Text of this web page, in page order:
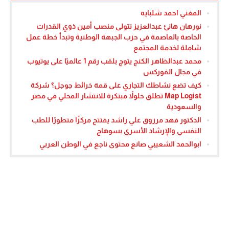
المغني احمد شلبايه
نورهان هانئ عبدالعزيز تتولى منصب أمين ذوي القدرات
الخاصة بالعاصمة في حزب الجبهة الوطنية وتبدأ خطة عمل
شاملة لخدمة المجتمع
محمد عبدالظاهر الكنج يتوج بلقب رقم 1 عالميًا على يوتيوب
في مجال الفوركس
كيف تضع نشاطك التجاري على قمة خرائط جوجل؟ شركة
Map Logist تطلق حلولاً مبتكرة للانتشار المحلي في مصر
والسعودية
الدكتور فهد مرزوق علي راشد يفتتح مركزًا متطورًا للطب
النفسي والإرشاد الأسري بسوهاج
ابوالحمد الشعيبي صانع محتوى ناجع في الوطن العربي